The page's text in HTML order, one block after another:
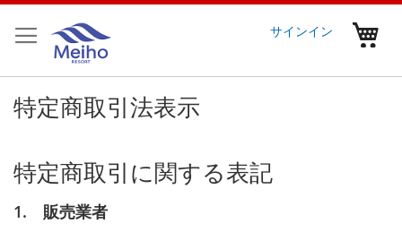
ン
テ
に
ス
プ
サインイン
特定商取引法表示
特定商取引に関する表記
1. 販売業者